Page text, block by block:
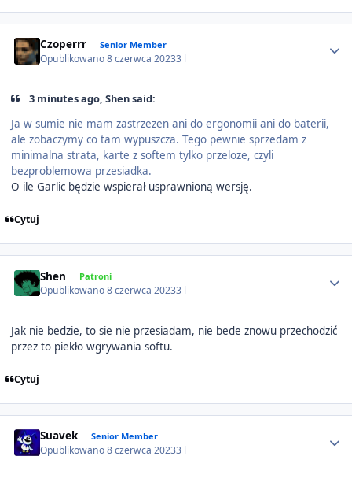
Czoperrr Senior Member
Opublikowano8 czerwca 20233 l
3 minutes ago, Shen said:
Ja w sumie nie mam zastrzezen ani do ergonomii ani do baterii,
ale zobaczymy co tam wypuszcza. Tego pewnie sprzedam z
minimalna strata, karte z softem tylko przeloze, czyli
bezproblemowa przesiadka.
O ile Garlic będzie wspierał usprawnioną wersję.
Cytuj
Shen Patroni
Opublikowano8 czerwca 20233 l
Jak nie bedzie, to sie nie przesiadam, nie bede znowu przechodzić
przez to piekło wgrywania softu.
Cytuj
Suavek Senior Member
Opublikowano8 czerwca 20233 l